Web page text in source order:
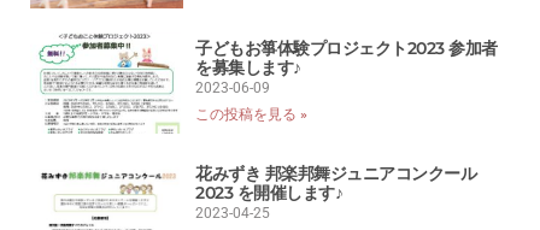
子どもお箏体験プロジェクト2023 参加者
を募集します♪
2023-06-09
この投稿を見る »
花みずき 邦楽邦舞ジュニアコンクール
2023 を開催します♪
2023-04-25